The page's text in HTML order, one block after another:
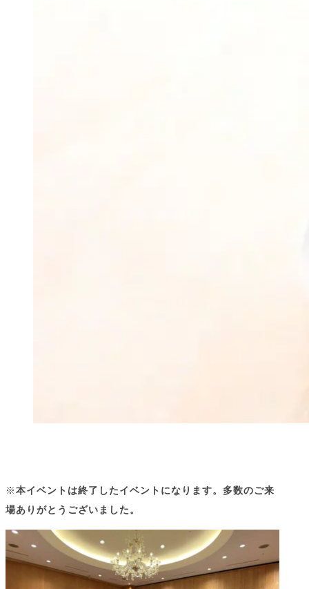
※ 本イベントは終了したイベントになります。多数のご来
場ありがとうございました。